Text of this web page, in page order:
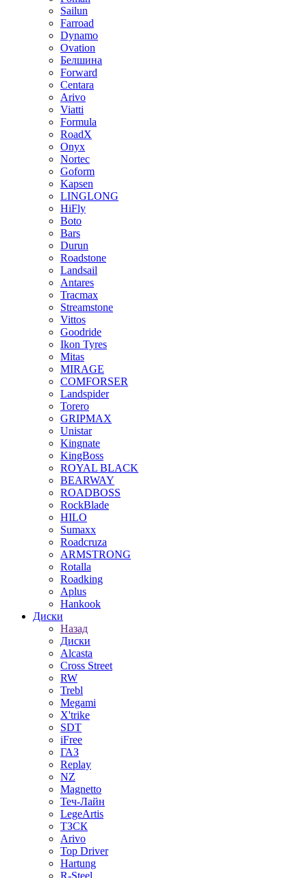
Sailun
Farroad
Dynamo
Ovation
Белшина
Forward
Centara
Arivo
Viatti
Formula
RoadX
Onyx
Nortec
Goform
Kapsen
LINGLONG
HiFly
Boto
Bars
Durun
Roadstone
Landsail
Antares
Tracmax
Streamstone
Vittos
Goodride
Ikon Tyres
Mitas
MIRAGE
COMFORSER
Landspider
Torero
GRIPMAX
Unistar
Kingnate
KingBoss
ROYAL BLACK
BEARWAY
ROADBOSS
RockBlade
HILO
Sumaxx
Roadcruza
ARMSTRONG
Rotalla
Roadking
Aplus
Hankook
Диски
Назад
Диски
Alcasta
Cross Street
RW
Trebl
Megami
X'trike
SDT
iFree
ГАЗ
Replay
NZ
Magnetto
Теч-Лайн
LegeArtis
ТЗСК
Arivo
Top Driver
Hartung
R-Steel